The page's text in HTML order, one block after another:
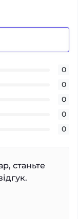
0
0
0
0
0
станьте